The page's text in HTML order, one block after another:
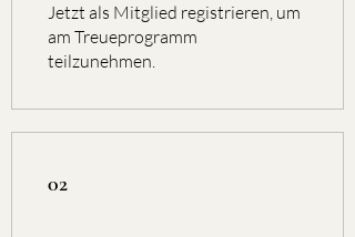
Jetzt als Mitglied registrieren, um
am Treueprogramm
teilzunehmen.
02